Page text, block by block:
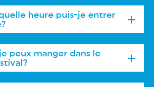
heure puis-je entrer
peux manger dans le